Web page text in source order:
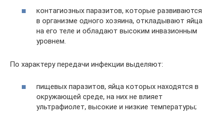
контагиозных паразитов, которые развиваются
в организме одного хозяина, откладывают яйца
на его теле и обладают высоким инвазионным
уровнем.
По характеру передачи инфекции выделяют:
пищевых паразитов, яйца которых находятся в
окружающей среде, на них не влияет
ультрафиолет, высокие и низкие температуры;